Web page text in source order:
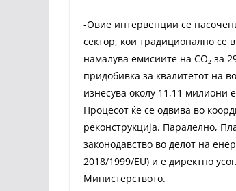
-Овие интервенции се
сектор, кои традиционално се
намалува емисиите на CO₂ за
придобивка за квалитетот на
изнесува околу 11,11 милиони
Процесот ќе се одвива во
реконструкција. Паралелно,
законодавство во делот на
2018/1999/EU) и е директно
Министерството.